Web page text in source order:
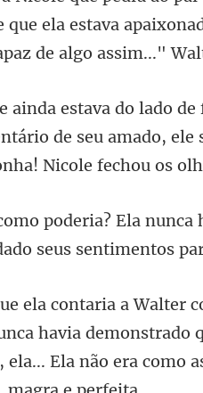
que ela estava
de seu amado, ele
seu
havia demonstrado
ela...